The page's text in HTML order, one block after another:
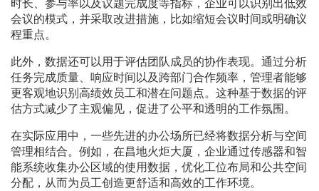
时长、参与率以及议题完成度等指标，企业可以识别出低效
会议的模式，并采取改进措施，比如缩短会议时间或明确议
程重点。
此外，数据还可以用于评估团队成员的协作表现。通过分析
任务完成质量、响应时间以及跨部门合作频率，管理者能够
更客观地识别高绩效员工和潜在问题点。这种基于数据的评
估方式减少了主观偏见，促进了公平和透明的工作氛围。
在实际应用中，一些先进的办公场所已经将数据分析与空间
管理相结合。例如，在昌地火炬大厦，企业通过传感器和智
能系统收集办公区域的使用数据，优化工位布局和公共空间
分配，从而为员工创造更舒适和高效的工作环境。